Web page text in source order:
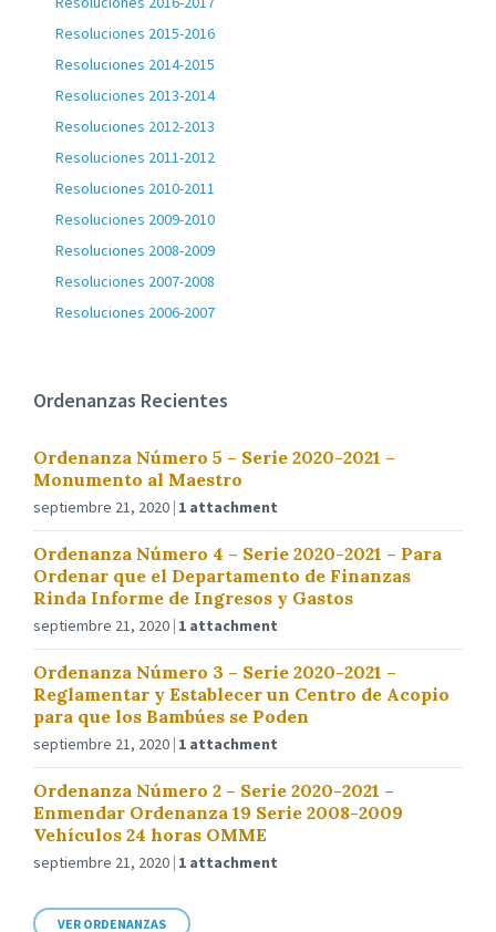
Resoluciones 2015-2016
Resoluciones 2014-2015
Resoluciones 2013-2014
Resoluciones 2012-2013
Resoluciones 2011-2012
Resoluciones 2010-2011
Resoluciones 2009-2010
Resoluciones 2008-2009
Resoluciones 2007-2008
Resoluciones 2006-2007
Ordenanzas Recientes
Ordenanza Número 5 – Serie 2020-2021 –
Monumento al Maestro
septiembre 21, 2020 1 attachment
Ordenanza Número 4 – Serie 2020-2021 – Para
Ordenar que el Departamento de Finanzas
Rinda Informe de Ingresos y Gastos
septiembre 21, 2020 1 attachment
Ordenanza Número 3 – Serie 2020-2021 –
Reglamentar y Establecer un Centro de Acopio
para que los Bambúes se Poden
septiembre 21, 2020 1 attachment
Ordenanza Número 2 – Serie 2020-2021 –
Enmendar Ordenanza 19 Serie 2008-2009
Vehículos 24 horas OMME
septiembre 21, 2020 1 attachment
VER ORDENANZAS